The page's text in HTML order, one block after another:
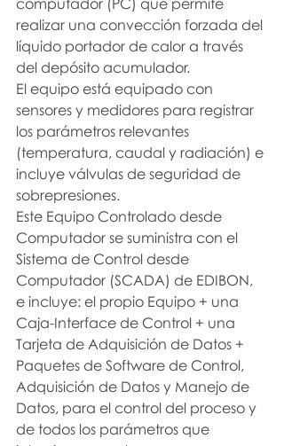
computador (PC) que permite
realizar una convección forzada del
líquido portador de calor a través
del depósito acumulador.
El equipo está equipado con
sensores y medidores para registrar
los parámetros relevantes
(temperatura, caudal y radiación) e
incluye válvulas de seguridad de
sobrepresiones.
Este Equipo Controlado desde
Computador se suministra con el
Sistema de Control desde
Computador (SCADA) de EDIBON,
e incluye: el propio Equipo + una
Caja-Interface de Control + una
Tarjeta de Adquisición de Datos +
Paquetes de Software de Control,
Adquisición de Datos y Manejo de
Datos, para el control del proceso y
de todos los parámetros que